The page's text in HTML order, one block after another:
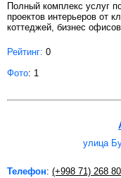
Полный комплекс услуг
проектов интерьеров от
коттеджей, бизнес
Рейтинг: 0
Фото: 1
улица
Телефон: (+998 71) 268